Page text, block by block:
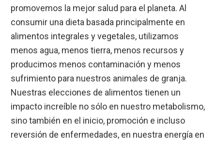
promovemos la mejor salud para el planeta. Al
consumir una dieta basada principalmente en
alimentos integrales y vegetales, utilizamos
menos agua, menos tierra, menos recursos y
producimos menos contaminación y menos
sufrimiento para nuestros animales de granja.
Nuestras elecciones de alimentos tienen un
impacto increíble no sólo en nuestro metabolismo,
sino también en el inicio, promoción e incluso
reversión de enfermedades, en nuestra energía en